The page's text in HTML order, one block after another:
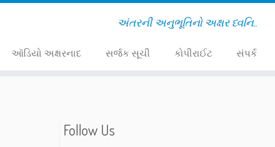
અંતરની અનુભૂતિનો અક્ષર ધ્વનિ..
ઑડિયો અક્ષરનાદ સર્જક સૂચી કોપીરાઈટ સંપર્ક
Follow Us